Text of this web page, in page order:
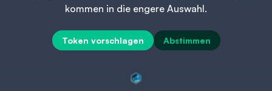
kommen in die engere Auswahl.
Token vorschlagen Abstimmen